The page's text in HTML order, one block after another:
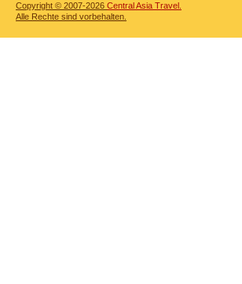
Copyright © 2007-2026 Central Asia Travel.
Alle Rechte sind vorbehalten.